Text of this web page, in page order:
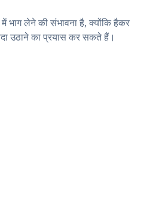
लेने की संभावना है, क्योंकि हैकर
उठाने का प्रयास कर सकते हैं।